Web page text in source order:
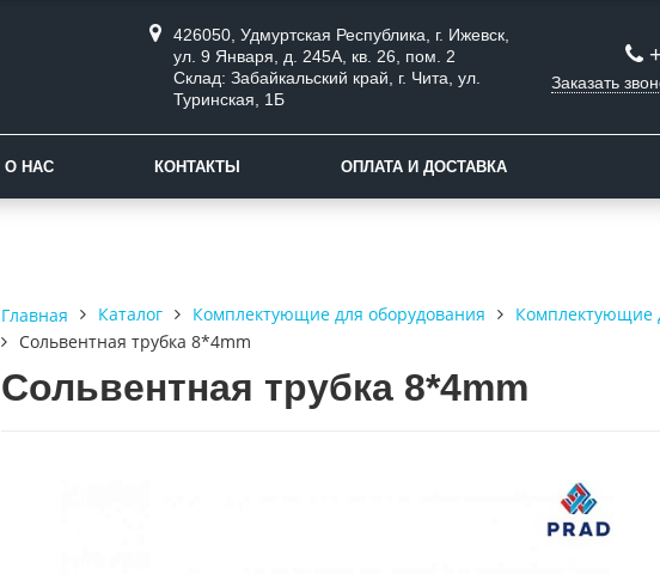
426050, Удмуртская Республика, г. Ижевск,
ул. 9 Января, д. 245А, кв. 26, пом. 2
Склад: Забайкальский край, г. Чита, ул.
Туринская, 1Б
Заказать
О НАС КОНТАКТЫ ОПЛАТА И ДОСТАВКА
Главная Каталог Комплектующие для оборудования Комплектующие
Сольвентная трубка 8*4mm
Сольвентная трубка 8*4mm